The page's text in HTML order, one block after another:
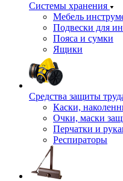
Системы хранения
Мебель
Подвески для
Пояса и сумки
Ящики
Средства защиты
Каски,
Очки, маски
Перчатки и
Респираторы